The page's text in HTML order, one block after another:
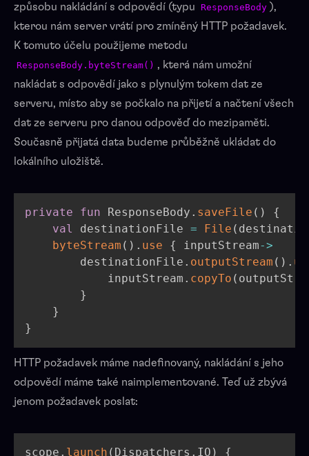
způsobu nakládání s odpovědí (typu
ResponseBody ),
kterou nám server vrátí pro zmíněný HTTP požadavek.
K tomuto účelu použijeme metodu
ResponseBody.byteStream() , která nám umožní
nakládat s odpovědí jako s plynulým tokem dat ze
serveru, místo aby se počkalo na přijetí a načtení všech
dat ze serveru pro danou odpověď do mezipaměti.
Současně přijatá data budeme průběžně ukládat do
lokálního uložiště.
private fun ResponseBody . saveFile ( )
{
val
destinationFile = File (
byteStream ( ) . use { inputStream->
        destinationFile
. outputStream ( ) .
            inputStream
. copyTo (
}
}
}
HTTP požadavek máme nadefinovaný, nakládání s jeho
odpovědí máme také naimplementované. Teď už zbývá
jenom požadavek poslat:
scope . launch ( Dispatchers . IO )
{